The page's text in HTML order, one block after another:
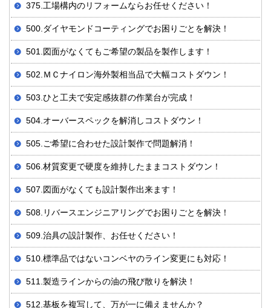
375.工場構内のリフォームならお任せください！
500.ダイヤモンドコーティングでお困りごとを解決！
501.図面がなくてもご希望の製品を製作します！
502.ＭＣナイロン海外製相当品で大幅コストダウン！
503.ひと工夫で安定感抜群の作業台が完成！
504.オーバースペックを解消しコストダウン！
505.ご希望に合わせた設計製作で問題解消！
506.材質変更で硬度を維持したままコストダウン！
507.図面がなくても設計製作出来ます！
508.リバースエンジニアリングでお困りごとを解決！
509.治具の設計製作、お任せください！
510.標準品ではないコンベヤのライン変更にも対応！
511.製造ラインからの油の飛び散りを解決！
512.基板を複写して、万が一に備えませんか？